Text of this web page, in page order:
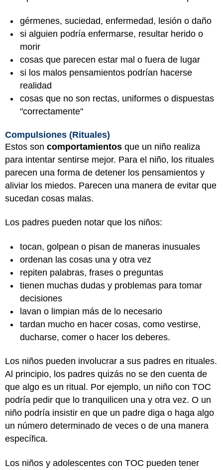
gérmenes, suciedad, enfermedad, lesión o daño
si alguien podría enfermarse, resultar herido o
morir
cosas que parecen estar mal o fuera de lugar
si los malos pensamientos podrían hacerse
realidad
cosas que no son rectas, uniformes o dispuestas
"correctamente"
Compulsiones (Rituales)
Estos son comportamientos que un niño realiza
para intentar sentirse mejor. Para el niño, los rituales
parecen una forma de detener los pensamientos y
aliviar los miedos. Parecen una manera de evitar que
sucedan cosas malas.
Los padres pueden notar que los niños:
tocan, golpean o pisan de maneras inusuales
ordenan las cosas una y otra vez
repiten palabras, frases o preguntas
tienen muchas dudas y problemas para tomar
decisiones
lavan o limpian más de lo necesario
tardan mucho en hacer cosas, como vestirse,
ducharse, comer o hacer los deberes.
Los niños pueden involucrar a sus padres en rituales.
Al principio, los padres quizás no se den cuenta de
que algo es un ritual. Por ejemplo, un niño con TOC
podría pedir que lo tranquilicen una y otra vez. O un
niño podría insistir en que un padre diga o haga algo
un número determinado de veces o de una manera
específica.
Los niños y adolescentes con TOC pueden tener